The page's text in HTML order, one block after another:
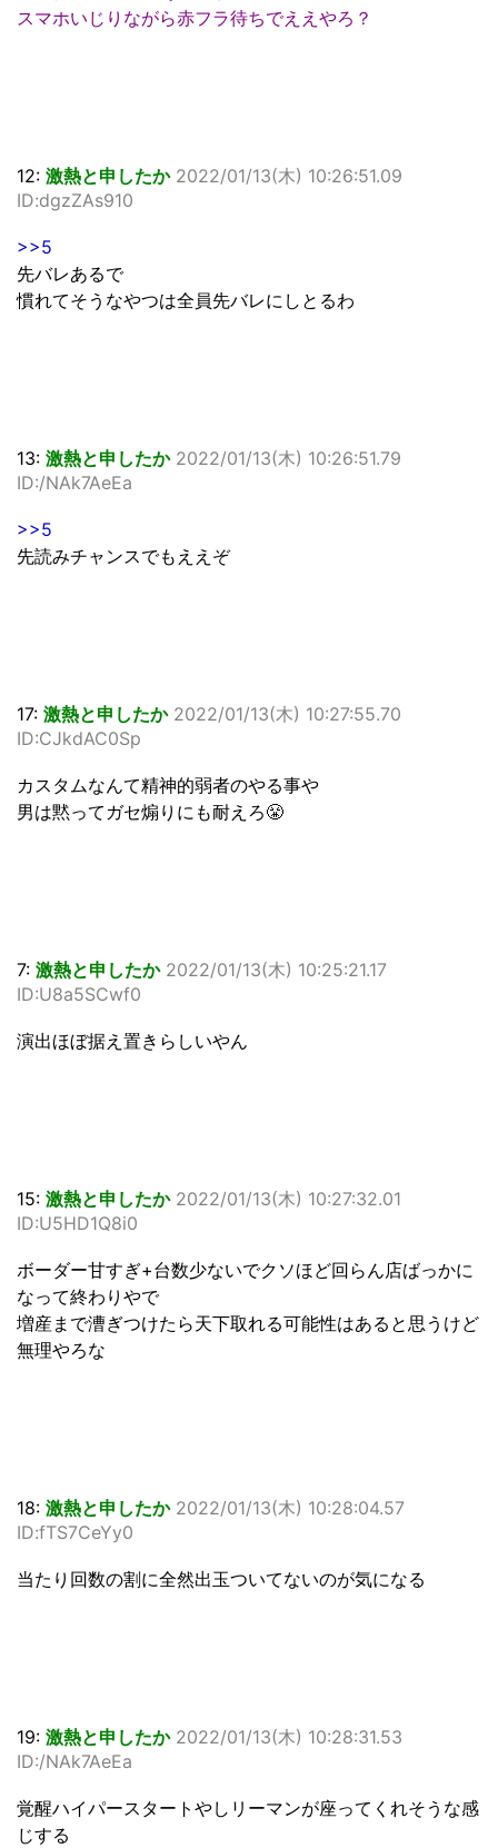
スマホいじりながら赤フラ待ちでええやろ？
12: 激熱と申したか 2022/01/13(木) 10:26:51.09
ID:dgzZAs910
>>5
先バレあるで
慣れてそうなやつは全員先バレにしとるわ
13: 激熱と申したか 2022/01/13(木) 10:26:51.79
ID:/NAk7AeEa
>>5
先読みチャンスでもええぞ
17: 激熱と申したか 2022/01/13(木) 10:27:55.70
ID:CJkdAC0Sp
カスタムなんて精神的弱者のやる事や
男は黙ってガセ煽りにも耐えろ😤
7: 激熱と申したか 2022/01/13(木) 10:25:21.17
ID:U8a5SCwf0
演出ほぼ据え置きらしいやん
15: 激熱と申したか 2022/01/13(木) 10:27:32.01
ID:U5HD1Q8i0
ボーダー甘すぎ+台数少ないでクソほど回らん店ばっかに
なって終わりやで
増産まで漕ぎつけたら天下取れる可能性はあると思うけど
無理やろな
18: 激熱と申したか 2022/01/13(木) 10:28:04.57
ID:fTS7CeYy0
当たり回数の割に全然出玉ついてないのが気になる
19: 激熱と申したか 2022/01/13(木) 10:28:31.53
ID:/NAk7AeEa
覚醒ハイパースタートやしリーマンが座ってくれそうな感
じする